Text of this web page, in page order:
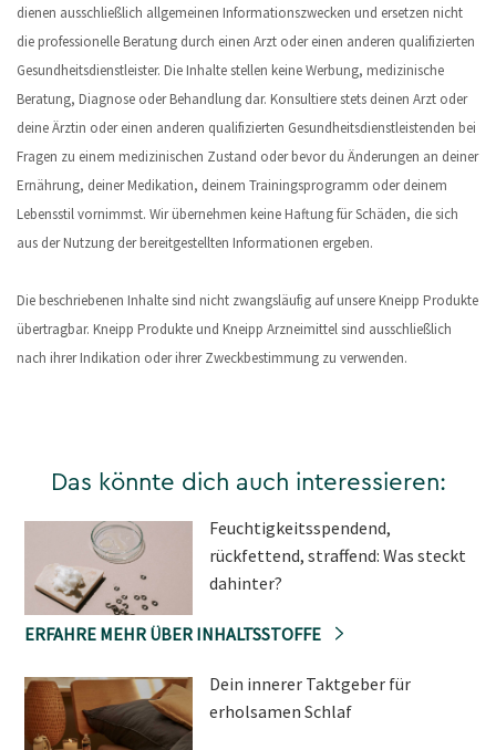
dienen ausschließlich allgemeinen Informationszwecken und ersetzen nicht
die professionelle Beratung durch einen Arzt oder einen anderen qualifizierten
Gesundheitsdienstleister. Die Inhalte stellen keine Werbung, medizinische
Beratung, Diagnose oder Behandlung dar. Konsultiere stets deinen Arzt oder
deine Ärztin oder einen anderen qualifizierten Gesundheitsdienstleistenden bei
Fragen zu einem medizinischen Zustand oder bevor du Änderungen an deiner
Ernährung, deiner Medikation, deinem Trainingsprogramm oder deinem
Lebensstil vornimmst. Wir übernehmen keine Haftung für Schäden, die sich
aus der Nutzung der bereitgestellten Informationen ergeben.
Die beschriebenen Inhalte sind nicht zwangsläufig auf unsere Kneipp Produkte
übertragbar. Kneipp Produkte und Kneipp Arzneimittel sind ausschließlich
nach ihrer Indikation oder ihrer Zweckbestimmung zu verwenden.
Das könnte dich auch interessieren:
Feuchtigkeitsspendend,
rückfettend, straffend: Was steckt
dahinter?
ERFAHRE MEHR ÜBER INHALTSSTOFFE
Dein innerer Taktgeber für
erholsamen Schlaf